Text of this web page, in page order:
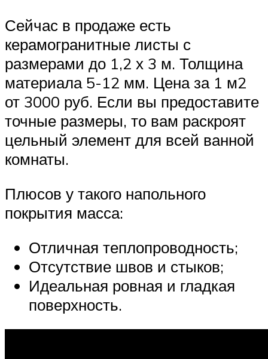
Сейчас в продаже есть
керамогранитные листы с
размерами до 1,2 х 3 м. Толщина
материала 5-12 мм. Цена за 1 м2
от 3000 руб. Если вы предоставите
точные размеры, то вам раскроят
цельный элемент для всей ванной
комнаты.
Плюсов у такого напольного
покрытия масса:
Отличная теплопроводность;
Отсутствие швов и стыков;
Идеальная ровная и гладкая
поверхность.